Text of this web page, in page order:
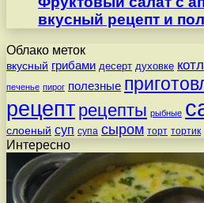
вкусный рецепт и
Облако меток
вкусный грибами десерт духовке
печенье пирог полезные
рецепт рецепты рыбные
слоеный суп супа сыром торт тортик
Интересно